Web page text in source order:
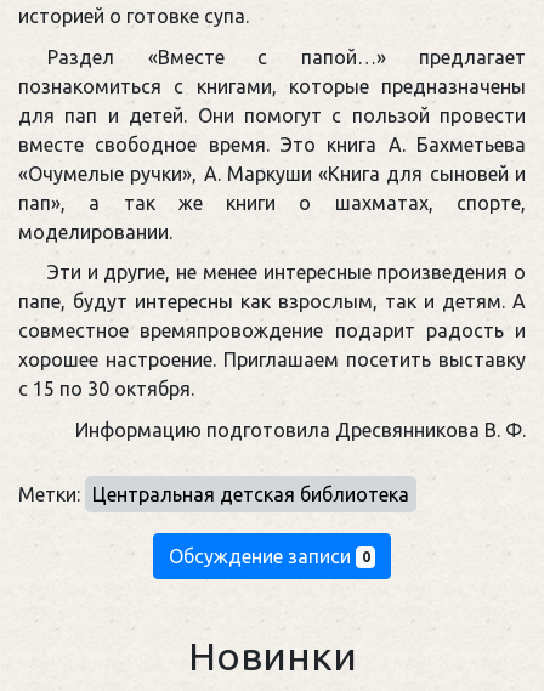
историей о готовке супа.
Раздел «Вместе с папой…» предлагает
познакомиться с книгами, которые предназначены
для пап и детей. Они помогут с пользой провести
вместе свободное время. Это книга А. Бахметьева
«Очумелые ручки», А. Маркуши «Книга для сыновей и
пап», а так же книги о шахматах, спорте,
моделировании.
Эти и другие, не менее интересные произведения о
папе, будут интересны как взрослым, так и детям. А
совместное времяпровождение подарит радость и
хорошее настроение. Приглашаем посетить выставку
с 15 по 30 октября.
Информацию подготовила Дресвянникова В. Ф.
Метки: Центральная детская библиотека
Обсуждение записи 0
Новинки